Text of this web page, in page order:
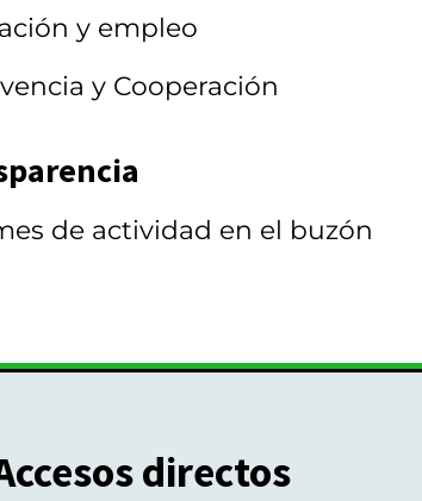
y empleo
y Cooperación
de actividad en el buzón
directos